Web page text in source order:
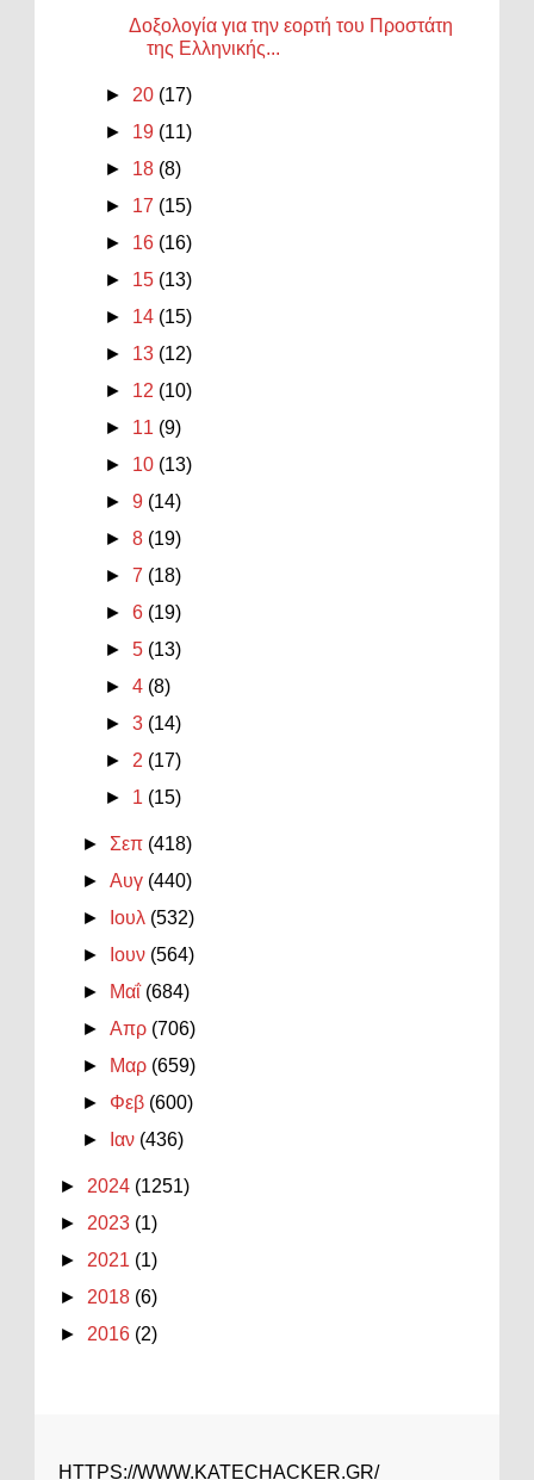
Δοξολογία για την εορτή του Προστάτη
της Ελληνικής...
► 20 (17)
► 19 (11)
► 18 (8)
► 17 (15)
► 16 (16)
► 15 (13)
► 14 (15)
► 13 (12)
► 12 (10)
► 11 (9)
► 10 (13)
►9 (14)
►8 (19)
►7 (18)
►6 (19)
►5 (13)
►4 (8)
►3 (14)
► 2 (17)
► 1 (15)
► Σεπ (418)
►Αυγ (440)
►
Ιουλ (532)
►
Ιουν (564)
►
Μαΐ (684)
►Απρ (706)
►
Μαρ (659)
► Φεβ (600)
►
Ιαν (436)
► 2024 (1251)
► 2023 (1)
► 2021 (1)
► 2018 (6)
► 2016 (2)
HTTPS://WWW.KATECHACKER.GR/